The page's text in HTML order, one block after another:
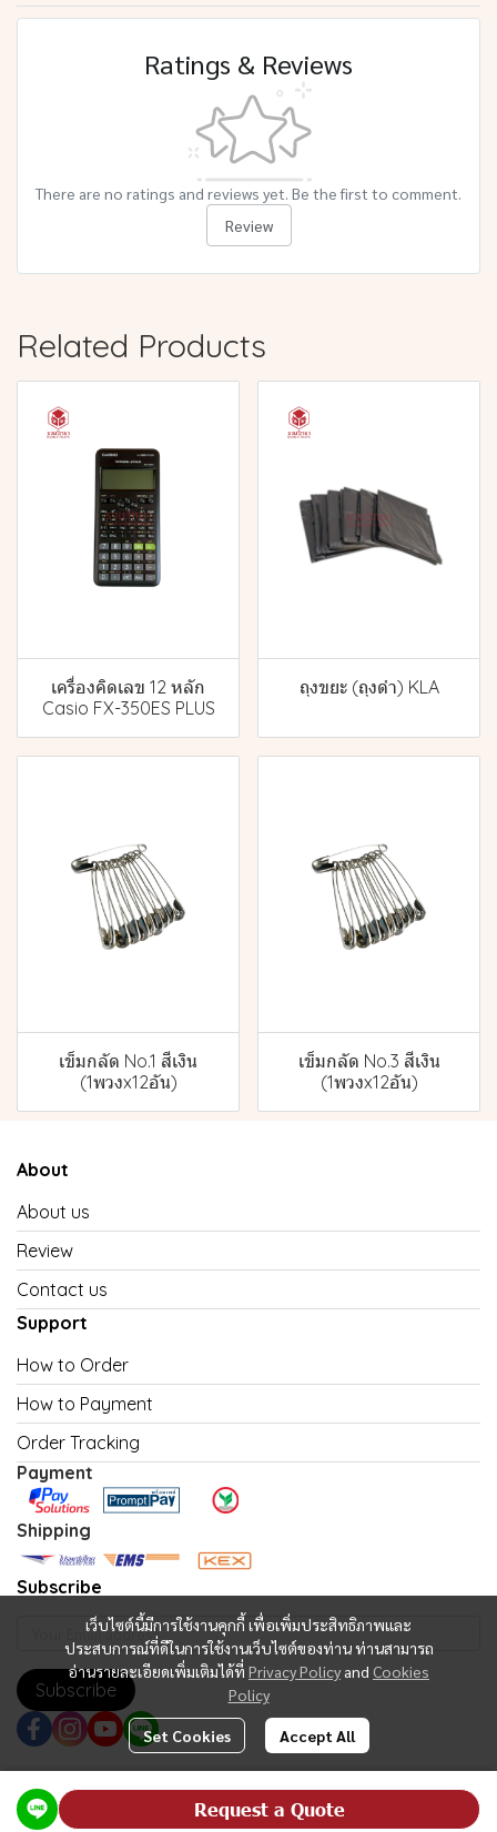
Ratings & Reviews
There are no ratings and reviews yet. Be the first to comment.
Review
Related Products
เครื่องคิดเลข 12 หลัก
Casio FX-350ES PLUS
ถุงขยะ (ถุงดำ) KLA
เข็มกลัด No.1 สีเงิน
(1พวงx12อัน)
เข็มกลัด No.3 สีเงิน
(1พวงx12อัน)
Request a Quote
เว็บไซต์นี้มีการใช้งานคุกกี้ เพื่อเพิ่มประสิทธิภาพและ
ประสบการณ์ที่ดีในการใช้งานเว็บไซต์ของท่าน ท่านสามารถ
อ่านรายละเอียดเพิ่มเติมได้ที่ Privacy Policy and Cookies
Policy
Set Cookies Accept All
About
About us
Review
Contact us
Support
How to Order
How to Payment
Order Tracking
Payment
Shipping
Subscribe
Subscribe
Copyright | All Rights Reserved | Powered by MWE